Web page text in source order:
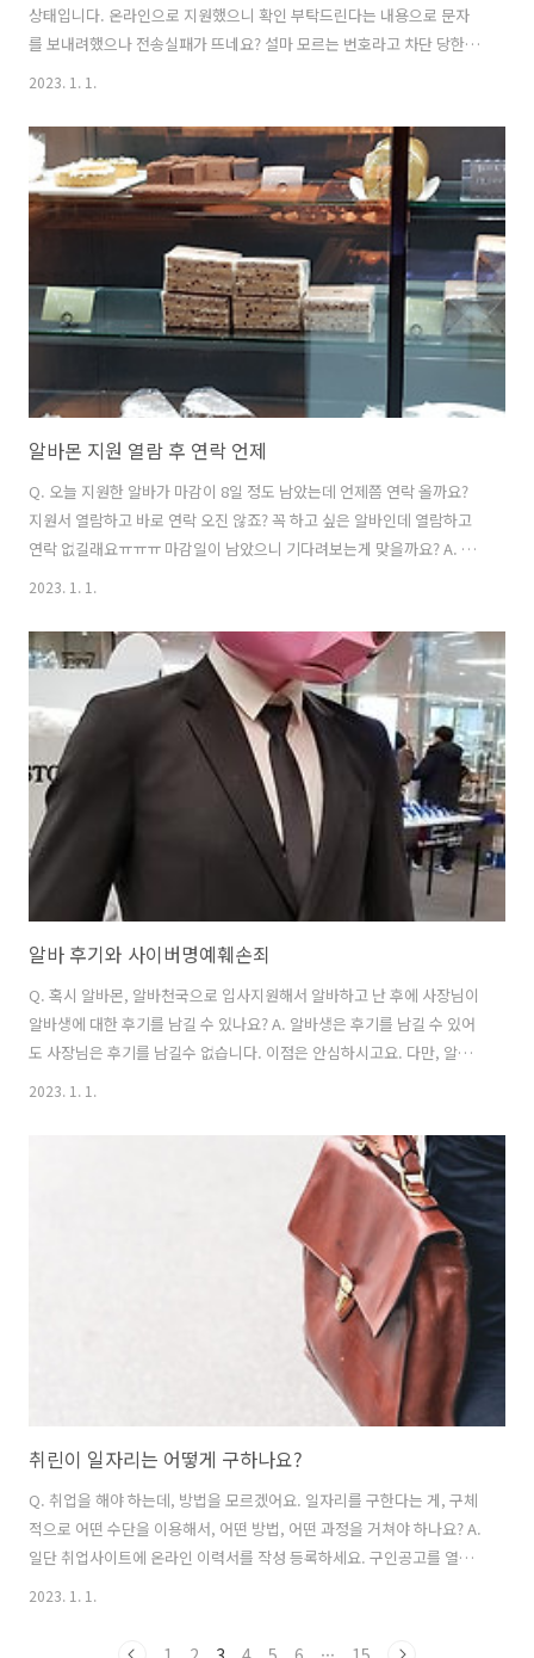
상태입니다. 온라인으로 지원했으니 확인 부탁드린다는 내용으로 문자
를 보내려했으나 전송실패가 뜨네요? 설마 모르는 번호라고 차단 당한건
가요? Q. ​왜 전송실패인지는 모르겠으나 알바생을 뽑으면서 번호를 차단
보세요. ​다만, 합격통보가 오기 전까지는 계속 다른 알바자리를 알아보는
게 좋습니다. ​그리고 이력서 열람미열람은 정확한 것이 아닙니다. ​아래
건설워커 잡담 블로그 문서 참고하세요.
https://blog.naver.com/workerjob/222967875349 ​ 채용회사가 구
직자 이력서 미열람하는 이유 (입사지원 FAQ) 입사지원 FAQ 구인회사가
2023. 1. 1.
알바몬 지원 열람 후 연락 언제
Q. 오늘 지원한 알바가 마감이 8일 정도 남았는데 언제쯤 연락 올까요?
지원서 열람하고 바로 연락 오진 않죠? 꼭 하고 싶은 알바인데 열람하고
연락 없길래요ㅠㅠㅠ 마감일이 남았으니 기다려보는게 맞을까요? A. 이
통보하는 사장님도 많아요. 그건 사장님 마음입니다. 마감일이 8일 정도
남았고 아직 알바구인중이라면 마감일까지는 기다려보세요. ​꼭 하고 싶
은 알바라고 하시니 연락이 오길 바랍니다. ​다만, 만일의 경우를 대비해
서 다른 알바자리도 계속 지원을 해두심이 좋을것 같아요. 그러다가 연락
이 오면 좋은거죠. 건설워커 지식인 답변 발췌&정리
2023. 1. 1.
알바 후기와 사이버명예훼손죄
Q. 혹시 알바몬, 알바천국으로 입사지원해서 알바하고 난 후에 사장님이
알바생에 대한 후기를 남길 수 있나요? A. 알바생은 후기를 남길 수 있어
도 사장님은 후기를 남길수 없습니다. 이점은 안심하시고요. 다만, 알바
사이트 뿐 아니라 인터넷 커뮤니티에 알바 후기를 올릴 때는 주의할 점이
을 담고 있는 경우가 많은데요. 잘못하면 사이버명예훼손죄가 성립될수
있습니다. 사이버명예훼손죄는 누구를 비방할 목적으로 정보통신망을
통하여 공공연하게 "사실 또는 거짓의 사실"을 드러내어 다른 사람의 명
예를 훼손하는 경우입니다. 여기서 중요한 것은 후기 내용이 사실이라 하
더라도 죄가 성립될 수 있다는 겁니다. 누구를 비방할 목적으로 정보통신
2023. 1. 1.
취린이 일자리는 어떻게 구하나요?
Q. 취업을 해야 하는데, 방법을 모르겠어요. 일자리를 구한다는 게, 구체
적으로 어떤 수단을 이용해서, 어떤 방법, 어떤 과정을 거쳐야 하나요? A.
일단 취업사이트에 온라인 이력서를 작성 등록하세요. 구인공고를 열람
2023. 1. 1.